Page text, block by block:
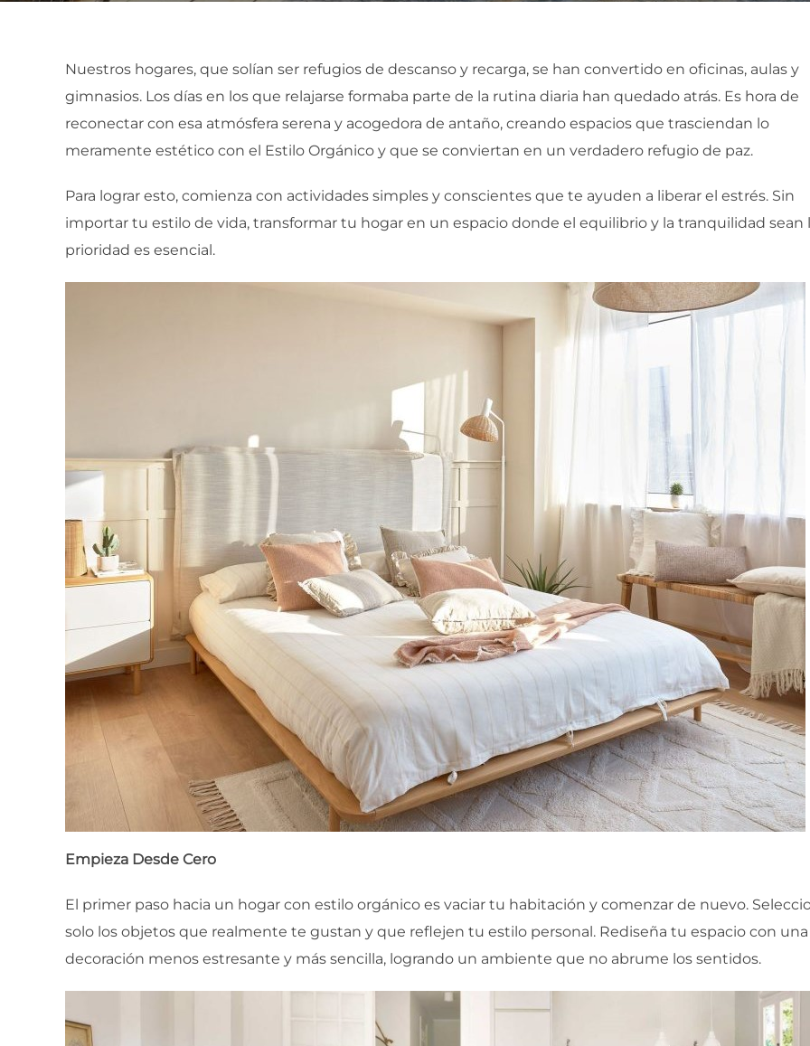
Nuestros hogares, que solían ser refugios de descanso y recarga, se han convertido en oficinas, aulas y
gimnasios. Los días en los que relajarse formaba parte de la rutina diaria han quedado atrás. Es hora de
reconectar con esa atmósfera serena y acogedora de antaño, creando espacios que trasciendan lo
meramente estético con el Estilo Orgánico y que se conviertan en un verdadero refugio de paz.
Para lograr esto, comienza con actividades simples y conscientes que te ayuden a liberar el estrés. Sin
importar tu estilo de vida, transformar tu hogar en un espacio donde el equilibrio y la tranquilidad sean
prioridad es esencial.
Empieza Desde Cero
El primer paso hacia un hogar con estilo orgánico es vaciar tu habitación y comenzar de nuevo.
solo los objetos que realmente te gustan y que reflejen tu estilo personal. Rediseña tu espacio con una
decoración menos estresante y más sencilla, logrando un ambiente que no abrume los sentidos.